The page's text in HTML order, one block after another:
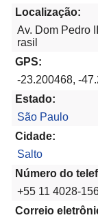
Localização:
Av. Dom Pedro
rasil
GPS:
-23.200468, -
Estado:
São Paulo
Cidade:
Salto
Número do
+55 11 4028-
Correio